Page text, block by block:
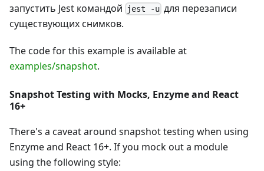
запустить Jest командой
jest -u для перезаписи
существующих снимков.
The code for this example is available at
examples/snapshot.
Snapshot Testing with Mocks, Enzyme and React
16+
There's a caveat around snapshot testing when using
Enzyme and React 16+. If you mock out a module
using the following style: